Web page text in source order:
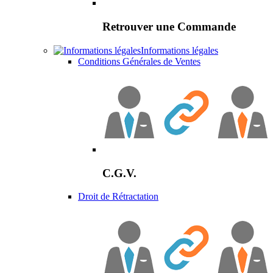
Retrouver une Commande
Informations légales
Conditions Générales de Ventes
C.G.V.
Droit de Rétractation